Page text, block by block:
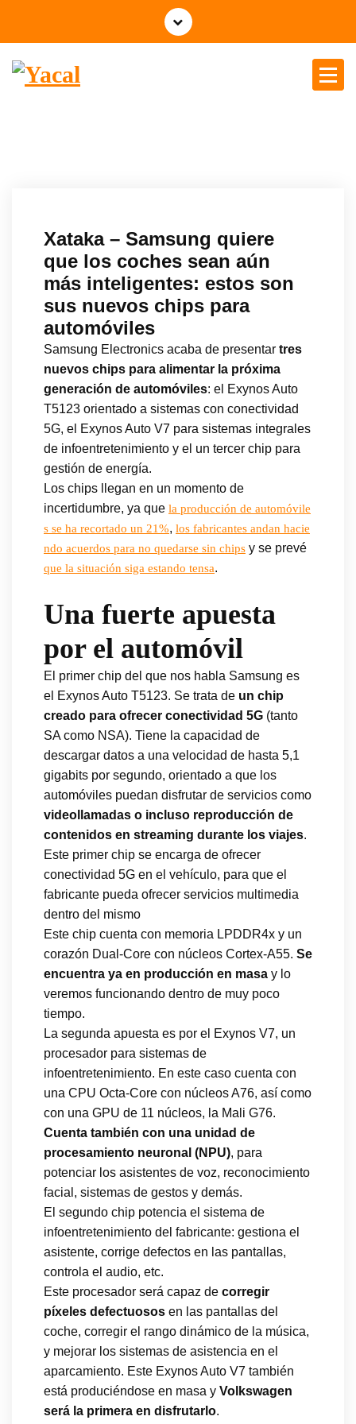
Xataka – Samsung quiere
que los coches sean aún
más inteligentes: estos son
sus nuevos chips para
automóviles
Samsung Electronics acaba de presentar tres
nuevos chips para alimentar la próxima
generación de automóviles: el Exynos Auto
T5123 orientado a sistemas con conectividad
5G, el Exynos Auto V7 para sistemas integrales
de infoentretenimiento y el un tercer chip para
gestión de energía.
Los chips llegan en un momento de
incertidumbre, ya que la producción de automóvile
s se ha recortado un 21%, los fabricantes andan hacie
ndo acuerdos para no quedarse sin chips y se prevé
que la situación siga estando tensa.
Una fuerte apuesta
por el automóvil
El primer chip del que nos habla Samsung es
el Exynos Auto T5123. Se trata de un chip
creado para ofrecer conectividad 5G (tanto
SA como NSA). Tiene la capacidad de
descargar datos a una velocidad de hasta 5,1
gigabits por segundo, orientado a que los
automóviles puedan disfrutar de servicios como
videollamadas o incluso reproducción de
contenidos en streaming durante los viajes.
Este primer chip se encarga de ofrecer
conectividad 5G en el vehículo, para que el
fabricante pueda ofrecer servicios multimedia
dentro del mismo
Este chip cuenta con memoria LPDDR4x y un
corazón Dual-Core con núcleos Cortex-A55. Se
encuentra ya en producción en masa y lo
veremos funcionando dentro de muy poco
tiempo.
La segunda apuesta es por el Exynos V7, un
procesador para sistemas de
infoentretenimiento. En este caso cuenta con
una CPU Octa-Core con núcleos A76, así como
con una GPU de 11 núcleos, la Mali G76.
Cuenta también con una unidad de
procesamiento neuronal (NPU), para
potenciar los asistentes de voz, reconocimiento
facial, sistemas de gestos y demás.
El segundo chip potencia el sistema de
infoentretenimiento del fabricante: gestiona el
asistente, corrige defectos en las pantallas,
controla el audio, etc.
Este procesador será capaz de corregir
píxeles defectuosos en las pantallas del
coche, corregir el rango dinámico de la música,
y mejorar los sistemas de asistencia en el
aparcamiento. Este Exynos Auto V7 también
está produciéndose en masa y Volkswagen
será la primera en disfrutarlo.